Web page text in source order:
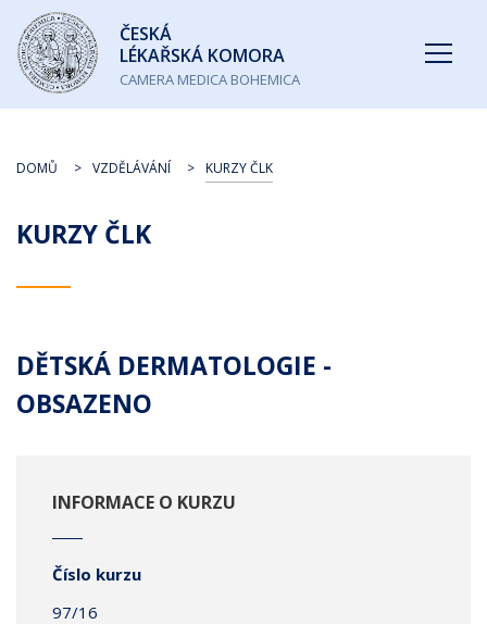
Česká
lékařská
komora
ČESKÁ
LÉKAŘSKÁ KOMORA
CAMERA MEDICA BOHEMICA
KURZY ČLK
DOMŮ VZDĚLÁVÁNÍ KURZY ČLK
DĚTSKÁ DERMATOLOGIE -
OBSAZENO
INFORMACE O KURZU
Číslo kurzu
97/16